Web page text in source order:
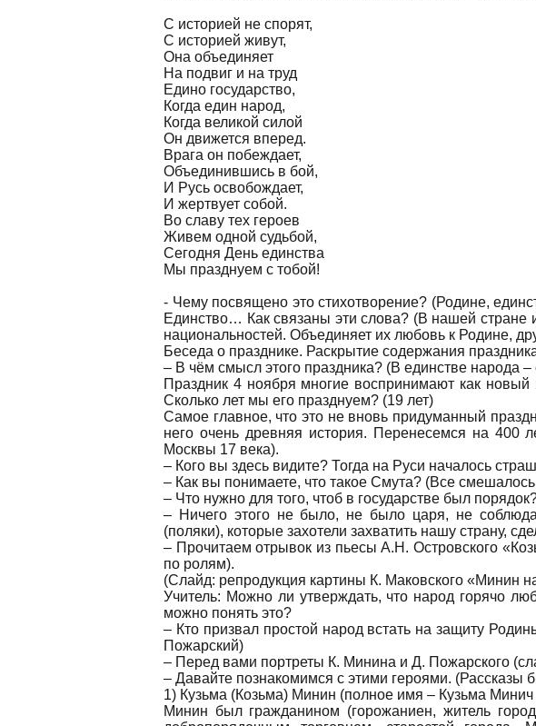
С историей не спорят,
С историей живут,
Она объединяет
На подвиг и на труд
Едино государство,
Когда един народ,
Когда великой силой
Он движется вперед.
Врага он побеждает,
Объединившись в бой,
И Русь освобождает,
И жертвует собой.
Во славу тех героев
Живем одной судьбой,
Сегодня День единства
Мы празднуем с тобой!
- Чему посвящено это стихотворение? (Родине,
Единство… Как связаны эти слова? (В нашей стране
национальностей. Объединяет их любовь к Родине,
Беседа о празднике. Раскрытие содержания
– В чём смысл этого праздника? (В единстве народа –
Праздник 4 ноября многие воспринимают как
Сколько лет мы его празднуем? (19 лет)
Самое главное, что это не вновь придуманный
него очень древняя история. Перенесемся на 400
Москвы 17 века).
– Кого вы здесь видите? Тогда на Руси началось
– Как вы понимаете, что такое Смута? (Все
– Что нужно для того, чтоб в государстве был
– Ничего этого не было, не было царя, не
(поляки), которые захотели захватить нашу страну,
– Прочитаем отрывок из пьесы А.Н. Островского
по ролям).
(Слайд: репродукция картины К. Маковского «Минин
Учитель: Можно ли утверждать, что народ горячо
можно понять это?
– Кто призвал простой народ встать на защиту
Пожарский)
– Перед вами портреты К. Минина и Д. Пожарского
– Давайте познакомимся с этими героями. (Рассказы
1) Кузьма (Козьма) Минин (полное имя – Кузьма
Минин был гражданином (горожаниен, житель